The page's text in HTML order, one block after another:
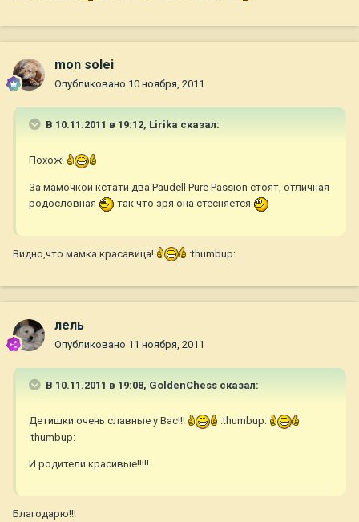
mon solei
Опубликовано 10 ноября, 2011
В 10.11.2011 в 19:12, Lirika сказал:
Похож!
За мамочкой кстати два Paudell Pure Passion стоят, отличная
родословная
так что зря она стесняется
Видно,что мамка красавица! :thumbup:
лель
Опубликовано 11 ноября, 2011
В 10.11.2011 в 19:08, GoldenChess сказал:
Детишки очень славные у Вас!!!
:thumbup:
:thumbup:
И родители красивые!!!!!
Благодарю!!!